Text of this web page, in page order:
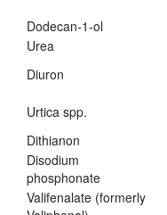
Dodecan-1-ol
Urea
Diuron
Urtica spp.
Dithianon
Disodium
phosphonate
Valifenalate (formerly